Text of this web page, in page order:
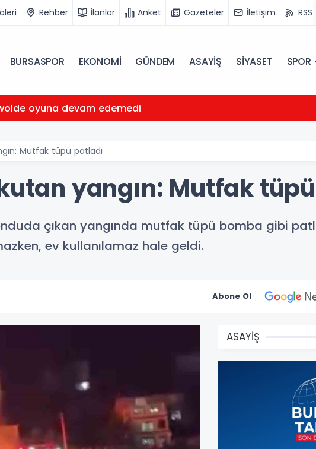
Rehber İlanlar Anket Gazeteler İletişim RSS
BURSASPOR EKONOMİ GÜNDEM ASAYİŞ SİYASET SPOR
oyuna devam edemedi
Mutfak tüpü patladı
yangın: Mutfak
çıkan yangında mutfak tüpü bomba gibi
ev kullanılamaz hale geldi.
Abone Ol
ASAYİŞ